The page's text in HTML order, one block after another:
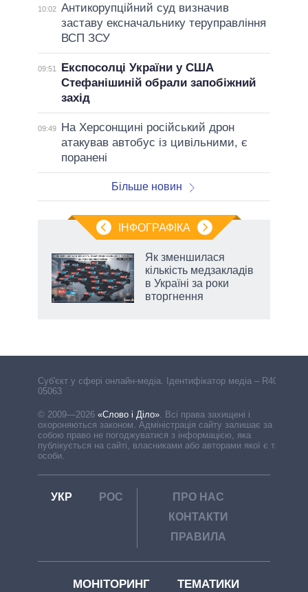
10:02 Антикорупційний суд визначив
заставу ексначальнику теруправління
ВСП ЗСУ
09:51
Експосолці України у США
Стефанішиній обрали запобіжний
захід
09:49
На Херсонщині російський дрон
атакував автобус із цивільними, є
поранені
Більше новин
ІНФОГРАФІКА
Як зменшилася
кількість медзакладів
в Україні за роки
вторгнення
Cуб'єкт у сфері онлайн-медіа. Ідентифікатор медіа – R40-
05063
© 2009—2026 «Слово і Діло». Всі права захищені і
охороняються законом. Адміністрація сайту залишає за
собою право не погоджуватися з інформацією, яка
публікується на сайті, власниками або авторами якої є треті
особи.
УКР РОС
ПРО НАС
КОНТАКТИ
ПРАВИЛА
МОНІТОРИНГ ТЕМАТИКИ